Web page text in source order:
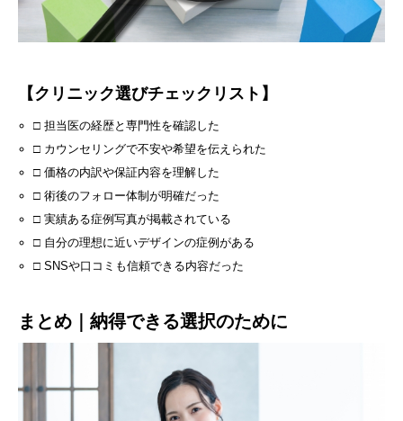
【クリニック選びチェックリスト】
□ 担当医の経歴と専門性を確認した
□ カウンセリングで不安や希望を伝えられた
□ 価格の内訳や保証内容を理解した
□ 術後のフォロー体制が明確だった
□ 実績ある症例写真が掲載されている
□ 自分の理想に近いデザインの症例がある
□ SNSや口コミも信頼できる内容だった
まとめ｜納得できる選択のために